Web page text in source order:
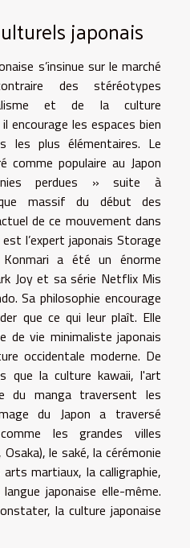
japonais
s’insinue sur le marché
des stéréotypes
et de la culture
encourage les espaces bien
les plus élémentaires. Le
comme populaire au Japon
perdues » suite à
massif du début des
de ce mouvement dans
l’expert japonais Storage
Konmari a été un énorme
Joy et sa série Netflix Mis
Sa philosophie encourage
que ce qui leur plaît. Elle
de vie minimaliste japonais
occidentale moderne. De
que la culture kawaii, l'art
du manga traversent les
du Japon a traversé
les grandes villes
le saké, la cérémonie
martiaux, la calligraphie,
japonaise elle-même.
la culture japonaise